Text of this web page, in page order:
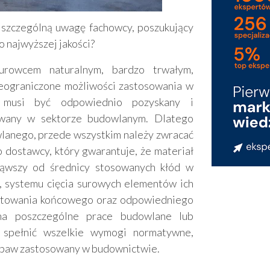
uwagę fachowcy, poszukujący
najwyższej jakości?
naturalnym, bardzo trwałym,
możliwości zastosowania w
musi być odpowiednio pozyskany i
w sektorze budowlanym. Dlatego
przede wszystkim należy zwracać
który gwarantuje, że materiał
od średnicy stosowanych kłód w
cięcia surowych elementów ich
końcowego oraz odpowiedniego
poszczególne prace budowlane lub
wszelkie wymogi normatywne,
zastosowany w budownictwie.